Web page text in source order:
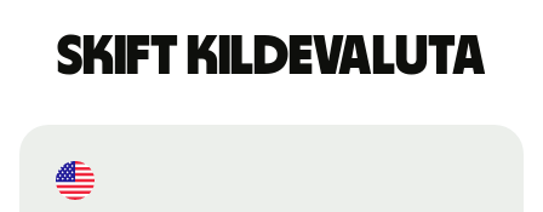
Skift kildevaluta